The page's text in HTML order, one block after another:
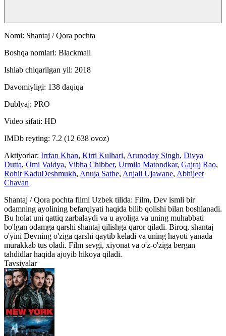
Nomi: Shantaj / Qora pochta
Boshqa nomlari: Blackmail
Ishlab chiqarilgan yil: 2018
Davomiyligi: 138 daqiqa
Dublyaj: PRO
Video sifati: HD
IMDb reyting: 7.2 (12 638 ovoz)
Aktiyorlar: Irrfan Khan, Kirti Kulhari, Arunoday Singh, Divya
Dutta, Omi Vaidya, Vibha Chibber, Urmila Matondkar, Gajraj Rao,
Rohit KaduDeshmukh, Anuja Sathe, Anjali Ujawane, Abhijeet
Chavan
Shantaj / Qora pochta filmi Uzbek tilida: Film, Dev ismli bir
odamning ayolining befarqiyati haqida bilib qolishi bilan boshlanadi.
Bu holat uni qattiq zarbalaydi va u ayoliga va uning muhabbati
bo'lgan odamga qarshi shantaj qilishga qaror qiladi. Biroq, shantaj
o'yini Devning o'ziga qarshi qaytib keladi va uning hayoti yanada
murakkab tus oladi. Film sevgi, xiyonat va o'z-o'ziga bergan
tahdidlar haqida ajoyib hikoya qiladi.
Tavsiyalar